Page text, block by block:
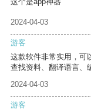
2024-04-03
游客
这款软件非常实用，可
查找资料、翻译语言、
2024-04-03
游客